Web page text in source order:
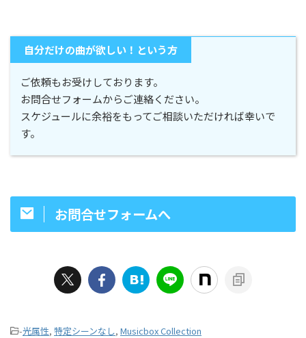
自分だけの曲が欲しい！という方
ご依頼もお受けしております。
お問合せフォームからご連絡ください。
スケジュールに余裕をもってご相談いただければ幸いで
す。
お問合せフォームへ
-光属性, 特定シーンなし, Musicbox Collection